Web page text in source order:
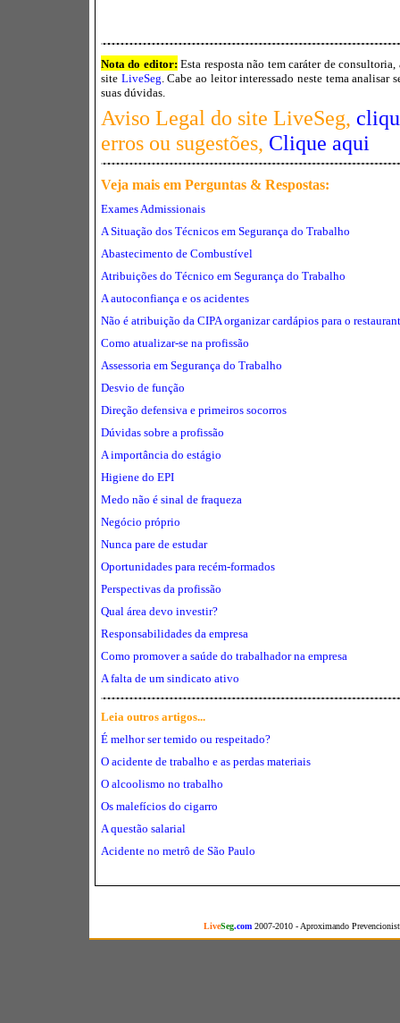
Nota do editor: Esta resposta não tem caráter de
site LiveSeg. Cabe ao leitor interessado neste tema analisar
suas dúvidas.
Aviso Legal do site LiveSeg,
erros ou sugestões, Clique aqui
Veja mais em Perguntas & Respostas:
Exames Admissionais
A Situação dos Técnicos em Segurança do Trabalho
Abastecimento de Combustível
Atribuições do Técnico em Segurança do Trabalho
A autoconfiança e os acidentes
Não é atribuição da CIPA organizar cardápios para o
Como atualizar-se na profissão
Assessoria em Segurança do Trabalho
Desvio de função
Direção defensiva e primeiros socorros
Dúvidas sobre a profissão
A importância do estágio
Higiene do EPI
Medo não é sinal de fraqueza
Negócio próprio
Nunca pare de estudar
Oportunidades para recém-formados
Perspectivas da profissão
Qual área devo investir?
Responsabilidades da empresa
Como promover a saúde do trabalhador na empresa
A falta de um sindicato ativo
Leia outros artigos...
É melhor ser temido ou respeitado?
O acidente de trabalho e as perdas materiais
O alcoolismo no trabalho
Os malefícios do cigarro
A questão salarial
Acidente no metrô de São Paulo
LiveSeg.com2007-2010 - Aproximando